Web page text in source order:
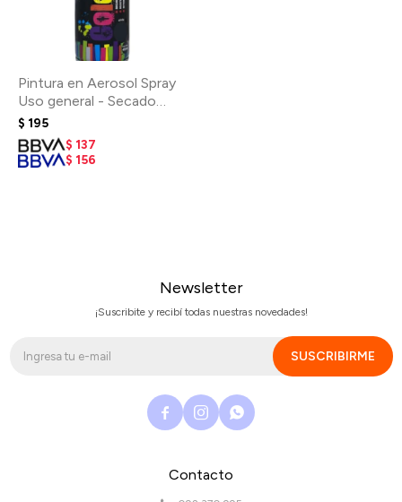
Pintura en Aerosol Spray
Uso general - Secado
Rápido - Negro Mate
$ 195
$ 137
$ 156
Contacto
Newsletter
¡Suscribite y recibí todas nuestras novedades!
SUSCRIBIRME
  